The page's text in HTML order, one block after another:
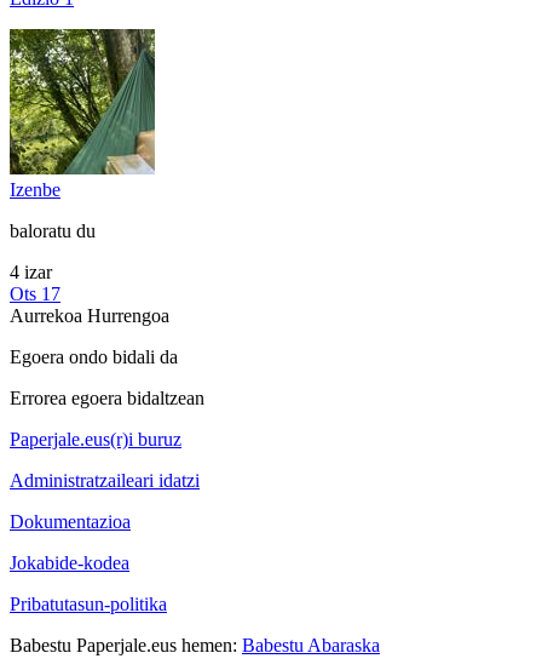
Izenbe
baloratu du
4 izar
Ots 17
Aurrekoa Hurrengoa
Egoera ondo bidali da
Errorea egoera bidaltzean
Paperjale.eus(r)i buruz
Administratzaileari idatzi
Dokumentazioa
Jokabide-kodea
Pribatutasun-politika
Babestu Paperjale.eus hemen: Babestu Abaraska